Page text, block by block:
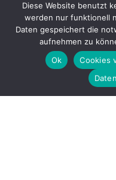
Gefördert
Diese Website benutzt
werden nur funktionell
Daten gespeichert die
aufnehmen zu
Ok
Cookies